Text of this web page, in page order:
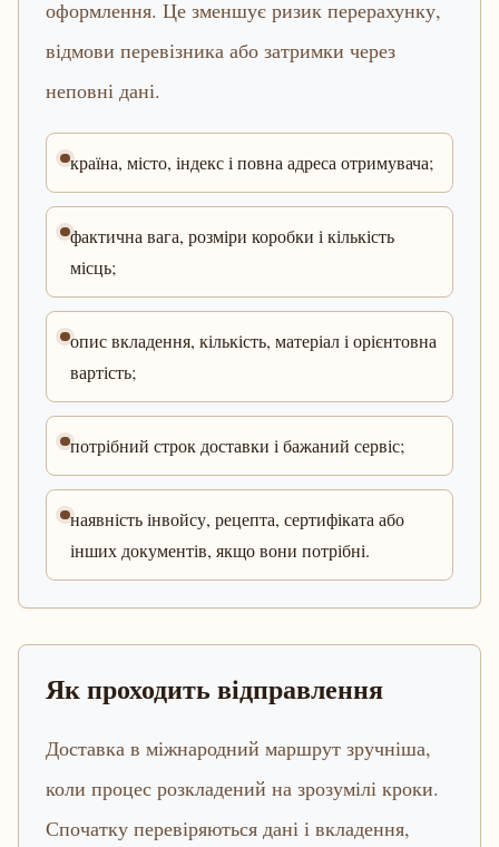
оформлення. Це зменшує ризик перерахунку,
відмови перевізника або затримки через
неповні дані.
країна, місто, індекс і повна адреса отримувача;
фактична вага, розміри коробки і кількість
місць;
опис вкладення, кількість, матеріал і орієнтовна
вартість;
потрібний строк доставки і бажаний сервіс;
наявність інвойсу, рецепта, сертифіката або
інших документів, якщо вони потрібні.
Як проходить відправлення
Доставка в міжнародний маршрут зручніша,
коли процес розкладений на зрозумілі кроки.
Спочатку перевіряються дані і вкладення,